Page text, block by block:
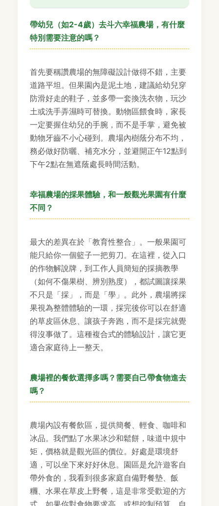
帶幼兒（如2-4歲）去斗六幸福農場，有什麼
特別需要注意的嗎？
首先要稱讚農場的無障礙設計做得不錯，主要
道路平坦。但果園內是泥土地，建議給幼兒穿
防滑好走的鞋子，並多帶一套換洗衣物，玩沙
土或洗手弄濕時可替換。動物區餵食時，家長
一定要握住幼兒的手腕，而不是手掌，避免被
動物牙齒不小心碰到。農場內樹蔭分布不均，
務必做好防曬、補充水分，並避開正午12點到
下午2點在無遮蔭處長時間活動。
幸福農場的採果體驗，和一般觀光果園有什麼
不同？
最大的差異在於「教育性整合」。一般果園可
能只給你一個籃子一把剪刀。在這裡，從入口
的作物解說牌，到工作人員簡短的採摘教學
（如何不傷果樹、辨別熟度），都試圖讓採果
不只是「採」，而是「學」。此外，農場將採
果視為整體體驗的一環，採完後你可以在舒適
的草皮區休息、讓孩子奔跑，而不是採完就覺
得沒事做了。這種複合式的體驗設計，讓它更
適合家庭待上一整天。
農場裡的餐飲選擇多嗎？需要自己帶食物進去
嗎？
農場內設有餐飲區，提供簡餐、輕食、咖啡和
冰品。我們點了水果冰沙和鬆餅，味道中規中
矩，價格就是觀光區的價位。好處是環境舒
適，可以坐下來好好休息。園區是允許遊客自
帶外食的，我看到很多家庭自備野餐墊、飯
糰、水果在草皮上野餐，這是非常受歡迎的方